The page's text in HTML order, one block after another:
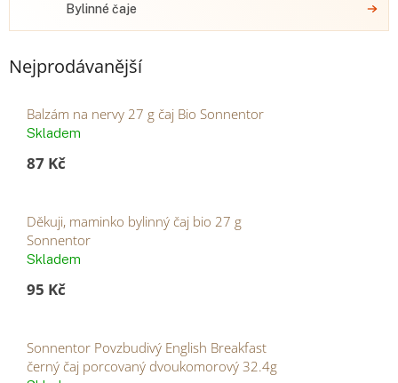
Bylinné čaje
Nejprodávanější
Balzám na nervy 27 g čaj Bio Sonnentor
Skladem
87 Kč
Děkuji, maminko bylinný čaj bio 27 g
Sonnentor
Skladem
95 Kč
Sonnentor Povzbudivý English Breakfast
černý čaj porcovaný dvoukomorový 32.4g